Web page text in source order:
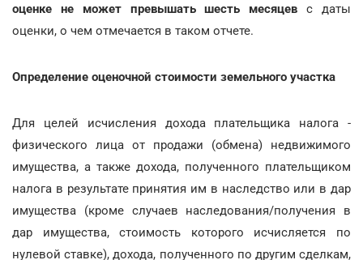
оценке не может превышать шесть месяцевс даты
оценки, о чем отмечается в таком отчете.
Определение оценочной стоимости земельного участка
Для целей исчисления дохода плательщика налога -
физического лица от продажи (обмена) недвижимого
имущества, а также дохода, полученного плательщиком
налога в результате принятия им в наследство или в дар
имущества (кроме случаев наследования/получения в
дар имущества, стоимость которого исчисляется по
нулевой ставке), дохода, полученного по другим сделкам,